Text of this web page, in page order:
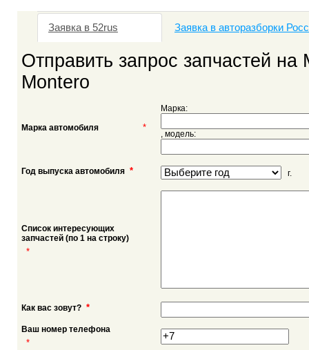
Заявка в 52rus Заявка в авторазборки
Отправить запрос запчастей на
Montero
Марка автомобиля *
Марка:
, модель:
Год выпуска автомобиля * г.
Список интересующих
запчастей (по 1 на строку)
*
Как вас зовут? *
Ваш номер телефона
*